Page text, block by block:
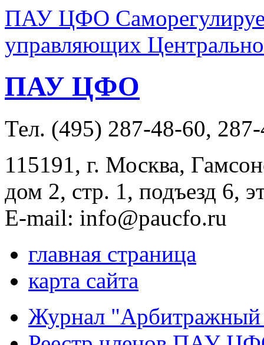
ПАУ ЦФО
управляющих
ПАУ ЦФО
Тел. (495) 287-48-60,
115191, г. Москва,
дом 2, стр. 1, подъезд 6,
E-mail: info@paucfo.ru
главная страница
карта сайта
Журнал